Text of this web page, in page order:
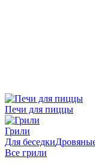
Печи для пиццы
Грили
Для беседки
Все грили